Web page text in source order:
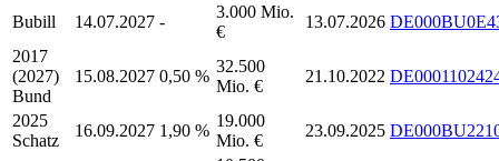
Bubill 14.07.2027 -
3.000 Mio.
€
13.07.2026
2017
(2027)
Bund
15.08.2027 0,50 %
32.500
Mio. €
21.10.2022
2025
Schatz
16.09.2027 1,90 %
19.000
Mio. €
23.09.2025